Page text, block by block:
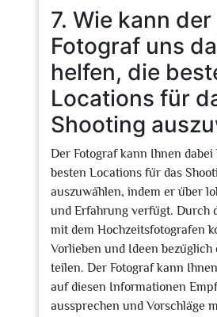
7. Wie kann der
Fotograf uns
helfen, die
Locations für
Shooting
Der Fotograf kann Ihnen dabei
besten Locations für das
auszuwählen, indem er über
und Erfahrung verfügt. Durch
mit dem Hochzeitsfotografen
Vorlieben und Ideen bezüglich
teilen. Der Fotograf kann
auf diesen Informationen
aussprechen und Vorschläge